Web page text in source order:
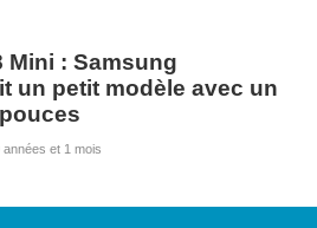
Mini : Samsung
un petit modèle avec un
années et 1 mois